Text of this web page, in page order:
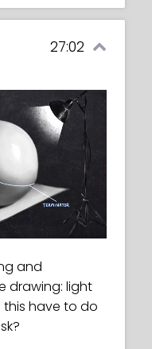
27:02
and
drawing: light
have to do